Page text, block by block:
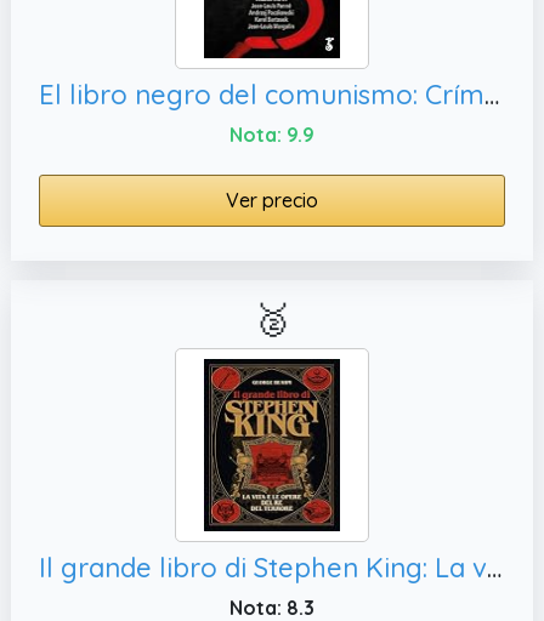
El libro negro del comunismo: Crímenes, represión
Nota: 9.9
Ver precio
🥈
Il grande libro di Stephen King: La vita e le opere del re del terrore (Italian Edition)
Nota: 8.3